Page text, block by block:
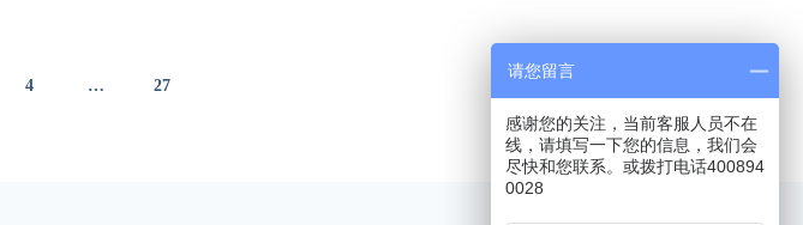
4 … 27
请您留言
感谢您的关注，当前客服人员不在
线，请填写一下您的信息，我们会
尽快和您联系。或拨打电话400894
0028